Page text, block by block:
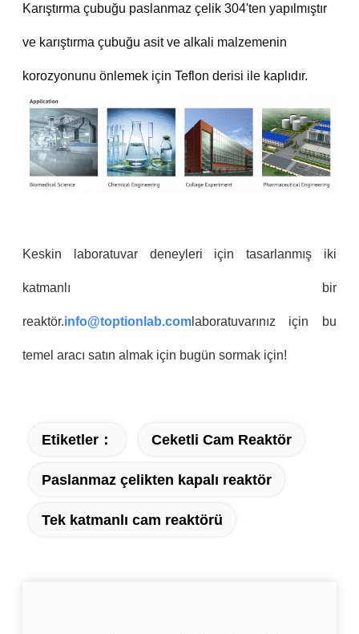
Karıştırma çubuğu paslanmaz çelik 304'ten yapılmıştır
ve karıştırma çubuğu asit ve alkali malzemenin
korozyonunu önlemek için Teflon derisi ile kaplıdır.
Keskin laboratuvar deneyleri için tasarlanmış iki
katmanlı bir
reaktör.info@toptionlab.comlaboratuvarınız için bu
temel aracı satın almak için bugün sormak için!
Etiketler： Ceketli Cam Reaktör
Paslanmaz çelikten kapalı reaktör
Tek katmanlı cam reaktörü